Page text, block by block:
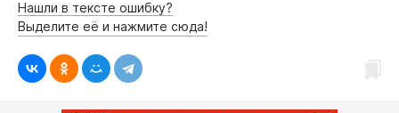
Нашли в тексте ошибку?
Выделите её и нажмите сюда!